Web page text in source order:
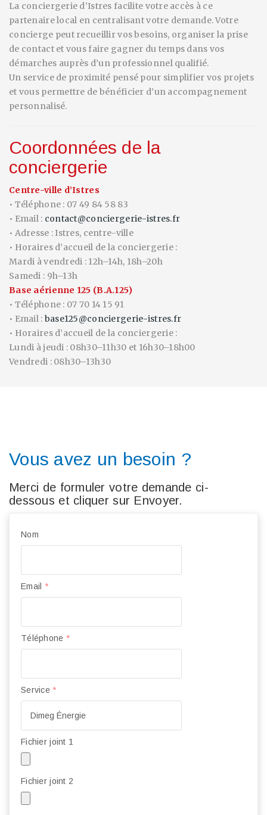
La conciergerie d’Istres facilite votre accès à ce
partenaire local en centralisant votre demande. Votre
concierge peut recueillir vos besoins, organiser la prise
de contact et vous faire gagner du temps dans vos
démarches auprès d’un professionnel qualifié.
Un service de proximité pensé pour simplifier vos projets
et vous permettre de bénéficier d’un accompagnement
personnalisé.
Coordonnées de la
conciergerie
Centre-ville d’Istres
• Téléphone : 07 49 84 58 83
• Email : contact@conciergerie-istres.fr
• Adresse : Istres, centre-ville
• Horaires d’accueil de la conciergerie :
Mardi à vendredi : 12h–14h, 18h–20h
Samedi : 9h–13h
Base aérienne 125 (B.A.125)
• Téléphone : 07 70 14 15 91
• Email : base125@conciergerie-istres.fr
• Horaires d’accueil de la conciergerie :
Lundi à jeudi : 08h30–11h30 et 16h30–18h00
Vendredi : 08h30–13h30
Vous avez un besoin ?
Merci de formuler votre demande ci-
dessous et cliquer sur Envoyer.
Nom
Email *
Téléphone *
Service *
Fichier joint 1
Fichier joint 2